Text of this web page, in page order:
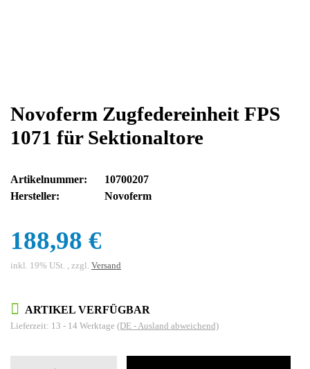
Novoferm Zugfedereinheit FPS
1071 für Sektionaltore
Artikelnummer:
10700207
Hersteller:
Novoferm
188,98 €
inkl. 19% USt. , zzgl. Versand
ARTIKEL VERFÜGBAR
Lieferzeit: 13 - 14 Werktage (DE - Ausland abweichend)